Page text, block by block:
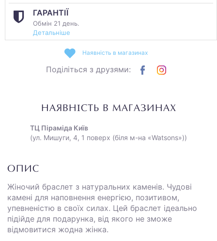
ГАРАНТІЇ
Обмін 21 день.
Детальніше
Наявність в магазинах
Поділіться з друзями:
НАЯВНІСТЬ В МАГАЗИНАХ
ТЦ Піраміда Київ
(ул. Мишуги, 4, 1 поверх (біля м-на «Watsons»))
ОПИС
Жіночий браслет з натуральних каменів. Чудові
камені для наповнення енергією, позитивом,
упевненістю в своїх силах. Цей браслет ідеально
підійде для подарунка, від якого не зможе
відмовитися жодна жінка.